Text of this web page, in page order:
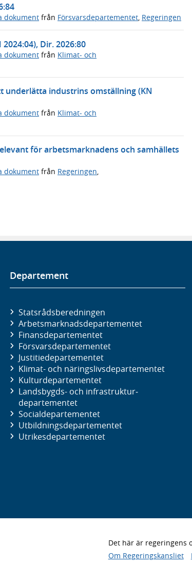
dokument från Försvarsdepartementet, Regeringen
Dir. 2026:80
dokument från Klimat- och
industrins omställning (KN
dokument från Klimat- och
för arbetsmarknadens och samhällets
dokument från Regeringen,
Departement
Statsrådsberedningen
Arbetsmarknads­departementet
Finans­departementet
Försvars­departementet
Justitie­departementet
Klimat- och näringslivs­departementet
Kultur­departementet
Landsbygds- och infrastruktur­
departementet
Social­departementet
Utbildnings­departementet
Utrikes­departementet
Det här är regeringens
Om Regeringskansliet